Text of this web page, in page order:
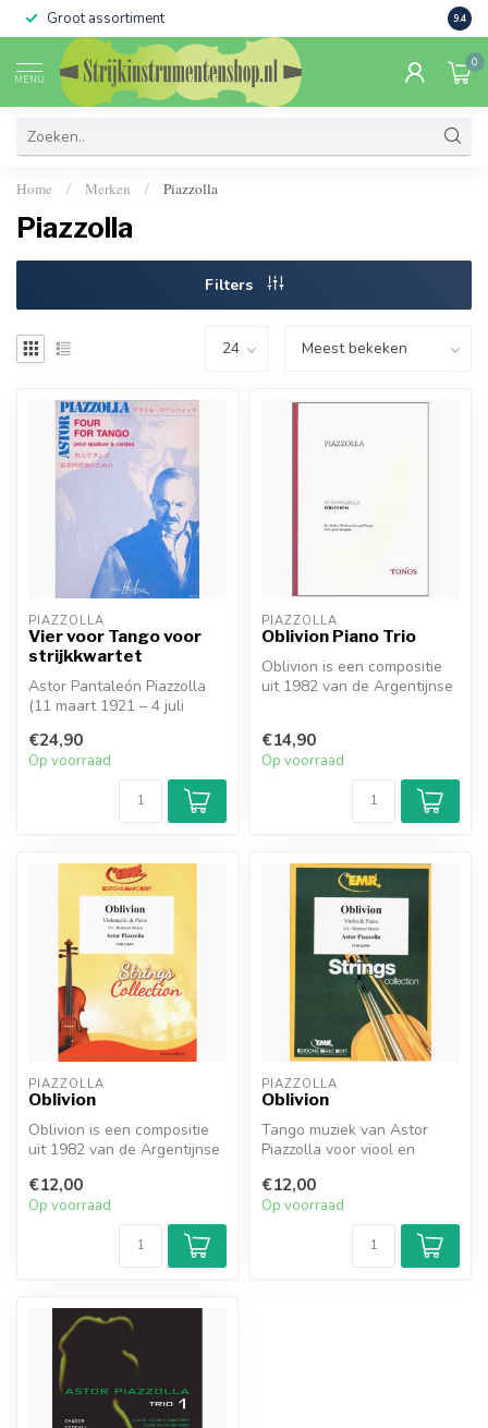
Groot assortiment 9.4
MENU
0
Home / Merken / Piazzolla
Piazzolla
Filters
PIAZZOLLA
Vier voor Tango voor
strijkkwartet
Astor Pantaleón Piazzolla
(11 maart 1921 – 4 juli
tang...
€24,90
Op voorraad
PIAZZOLLA
Oblivion Piano Trio
Oblivion is een compositie
uit 1982 van de Argentijnse
€14,90
Op voorraad
PIAZZOLLA
Oblivion
Oblivion is een compositie
uit 1982 van de Argentijnse
bandone...
€12,00
Op voorraad
PIAZZOLLA
Oblivion
Tango muziek van Astor
Piazzolla voor viool en
€12,00
Op voorraad